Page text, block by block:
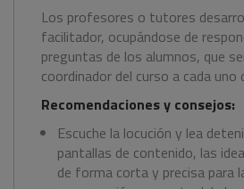
Los profesores o tutores
facilitador, ocupándose de
preguntas de los alumnos, que
coordinador del curso a cada
Recomendaciones y consejos:
Escuche la locución y lea
pantallas de contenido, las
de forma corta y precisa para